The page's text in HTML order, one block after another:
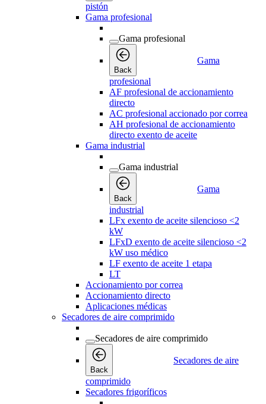
pistón
Gama profesional
Gama profesional
Back
Gama
profesional
AF profesional de accionamiento
directo
AC profesional accionado por correa
AH profesional de accionamiento
directo exento de aceite
Gama industrial
Gama industrial
Back
Gama
industrial
LFx exento de aceite silencioso <2
kW
LFxD exento de aceite silencioso <2
kW uso médico
LF exento de aceite 1 etapa
LT
Accionamiento por correa
Accionamiento directo
Aplicaciones médicas
Secadores de aire comprimido
Secadores de aire comprimido
Back
Secadores de aire
comprimido
Secadores frigoríficos